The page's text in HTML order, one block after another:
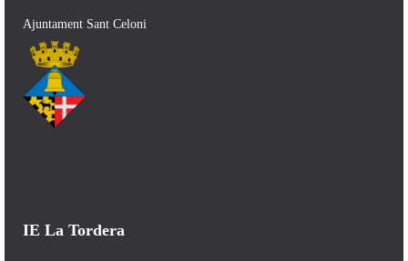
Ajuntament Sant Celoni
IE La Tordera